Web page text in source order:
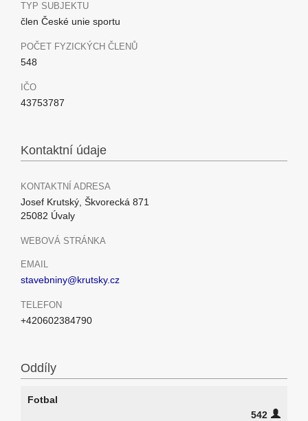
TYP SUBJEKTU
člen České unie sportu
POČET FYZICKÝCH ČLENŮ
548
IČO
43753787
Kontaktní údaje
KONTAKTNÍ ADRESA
Josef Krutský, Škvorecká 871
25082 Úvaly
WEBOVÁ STRÁNKA
EMAIL
stavebniny@krutsky.cz
TELEFON
+420602384790
Oddíly
Fotbal
542